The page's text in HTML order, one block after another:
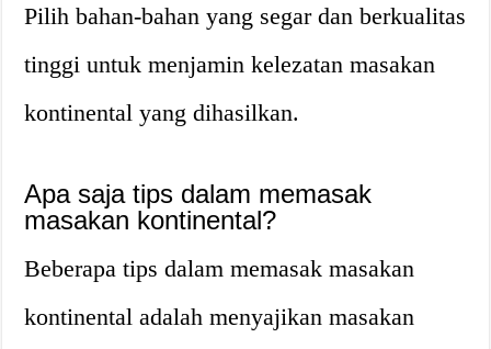
Pilih bahan-bahan yang segar dan berkualitas
tinggi untuk menjamin kelezatan masakan
kontinental yang dihasilkan.
Apa saja tips dalam memasak
masakan kontinental?
Beberapa tips dalam memasak masakan
kontinental adalah menyajikan masakan